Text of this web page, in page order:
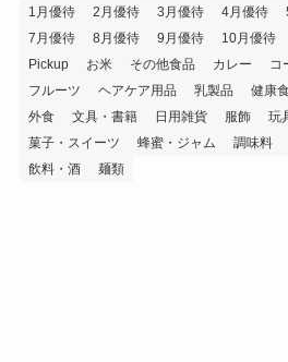
1月優待 2月優待 3月優待 4月優待
7月優待
8月優待 9月優待 10月優待
Pickup
お米 その他食品 カレー コ
フルーツ
ヘアケア用品 乳製品 健康
外食
文具・書籍 日用雑貨 服飾 玩
菓子・スイーツ
蜂蜜・ジャム 調味料
飲料・酒
麺類